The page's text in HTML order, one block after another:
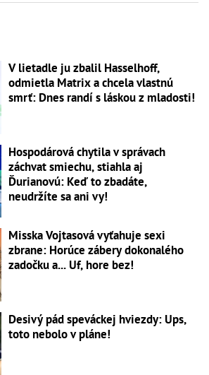
V lietadle ju zbalil Hasselhoff,
odmietla Matrix a chcela vlastnú
smrť: Dnes randí s láskou z mladosti!
Hospodárová chytila v správach
záchvat smiechu, stiahla aj
Ďurianovú: Keď to zbadáte,
neudržíte sa ani vy!
Misska Vojtasová vyťahuje sexi
zbrane: Horúce zábery dokonalého
zadočku a... Uf, hore bez!
Desivý pád speváckej hviezdy: Ups,
toto nebolo v pláne!